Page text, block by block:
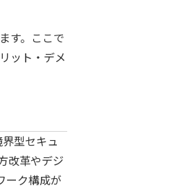
す。ここで
ット・デメ
型セキュ
改革やデジ
ーク構成が